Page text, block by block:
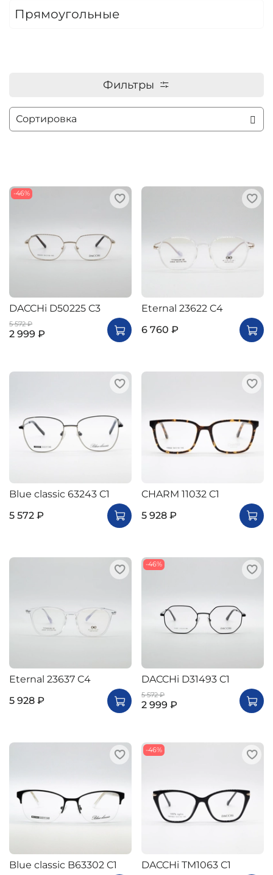
Прямоугольные
Фильтры
-46%
DACCHi D50225 C3
5 572 ₽
2 999 ₽
Eternal 23622 C4
6 760 ₽
Blue classic 63243 C1
5 572 ₽
CHARM 11032 C1
5 928 ₽
Eternal 23637 C4
5 928 ₽
-46%
DACCHi D31493 C1
5 572 ₽
2 999 ₽
Blue classic B63302 C1
-46%
DACCHi TM1063 C1